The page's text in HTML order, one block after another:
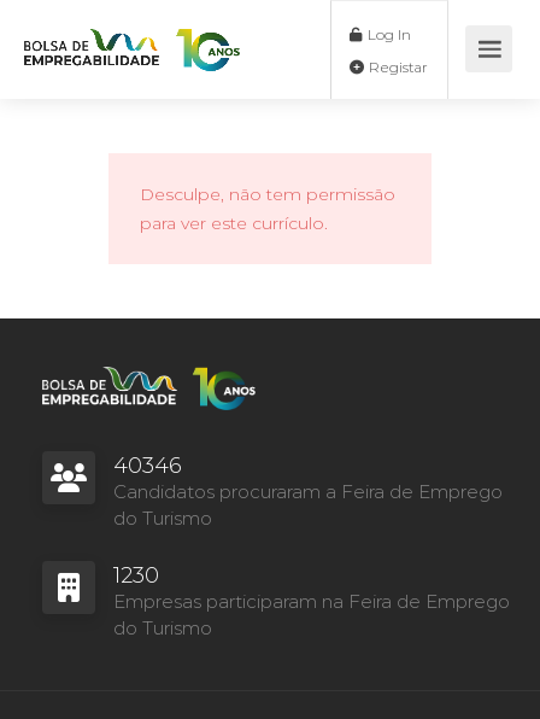
Log In
Desculpe, não tem permissão
para ver este currículo.
40346
Candidatos procuraram a Feira de Emprego
do Turismo
1230
Empresas participaram na Feira de Emprego
do Turismo